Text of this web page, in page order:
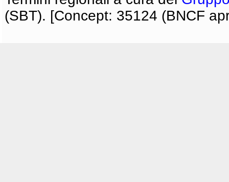
(SBT). [Concept: 35124 (BNCF